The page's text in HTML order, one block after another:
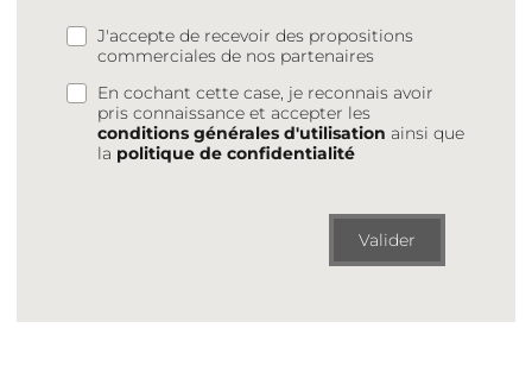
J'accepte de recevoir des propositions
commerciales de nos partenaires
En cochant cette case, je reconnais avoir
pris connaissance et accepter les
conditions générales d'utilisation ainsi que
la politique de confidentialité
Valider